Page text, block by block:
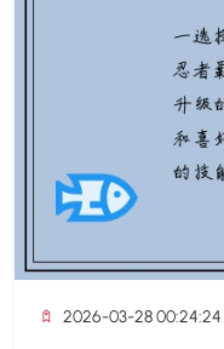
2026-03-28 00:24:24